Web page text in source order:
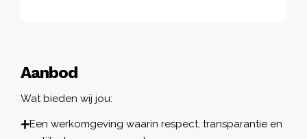
Aanbod
Wat bieden wij jou:
Een werkomgeving waarin respect, transparantie en